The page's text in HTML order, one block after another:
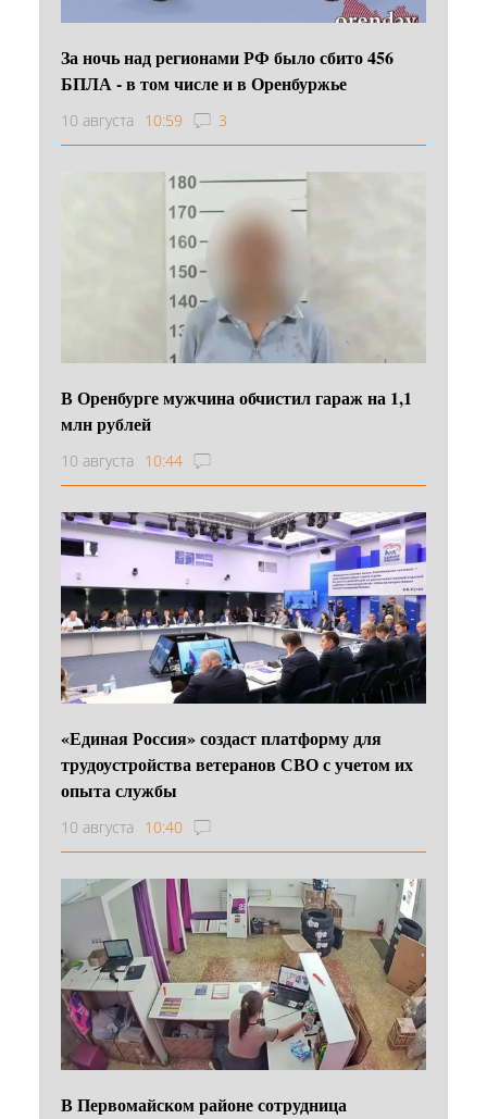
За ночь над регионами РФ было сбито 456
БПЛА - в том числе и в Оренбуржье
10 августа 10:59 3
В Оренбурге мужчина обчистил гараж на 1,1
млн рублей
10 августа 10:44
«Единая Россия» создаст платформу для
трудоустройства ветеранов СВО с учетом их
опыта службы
10 августа 10:40
В Первомайском районе сотрудница